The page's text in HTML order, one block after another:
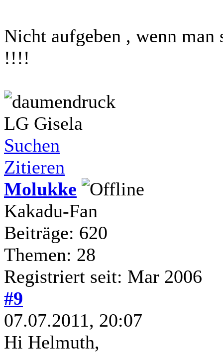
Nicht aufgeben , wenn
!!!!
LG Gisela
Suchen
Zitieren
Molukke
Kakadu-Fan
Beiträge: 620
Themen: 28
Registriert seit: Mar 2006
#9
07.07.2011, 20:07
Hi Helmuth,